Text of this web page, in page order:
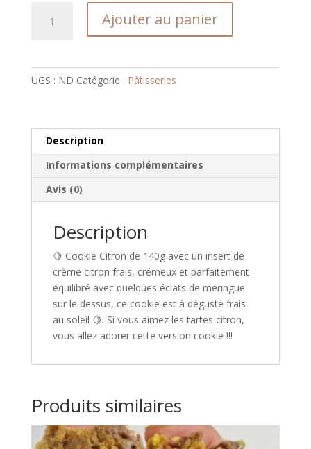
Ajouter au panier
UGS : ND Catégorie : Pâtisseries
Description
Informations complémentaires
Avis (0)
Description
🍋 Cookie Citron de 140g avec un insert de
crème citron frais, crémeux et parfaitement
équilibré avec quelques éclats de meringue
sur le dessus, ce cookie est à dégusté frais
au soleil 🍋. Si vous aimez les tartes citron,
vous allez adorer cette version cookie !!!
Produits similaires